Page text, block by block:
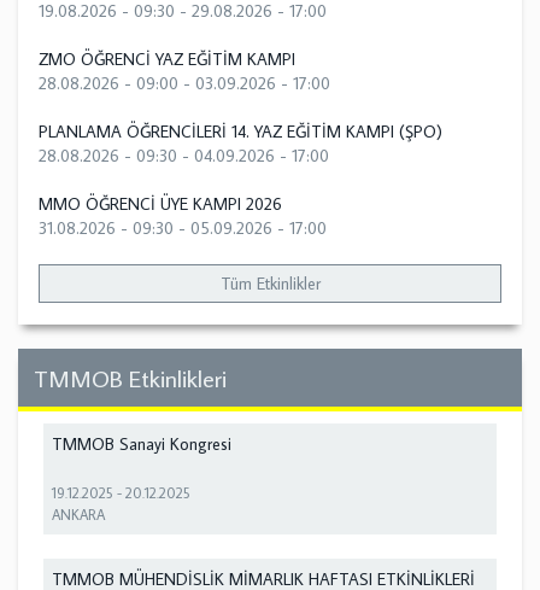
19.08.2026 - 09:30 - 29.08.2026 - 17:00
ZMO ÖĞRENCİ YAZ EĞİTİM KAMPI
28.08.2026 - 09:00 - 03.09.2026 - 17:00
PLANLAMA ÖĞRENCİLERİ 14. YAZ EĞİTİM KAMPI (ŞPO)
28.08.2026 - 09:30 - 04.09.2026 - 17:00
MMO ÖĞRENCİ ÜYE KAMPI 2026
31.08.2026 - 09:30 - 05.09.2026 - 17:00
Tüm Etkinlikler
TMMOB Etkinlikleri
TMMOB Sanayi Kongresi
19.12.2025 -20.12.2025
ANKARA
TMMOB MÜHENDİSLİK MİMARLIK HAFTASI ETKİNLİKLERİ